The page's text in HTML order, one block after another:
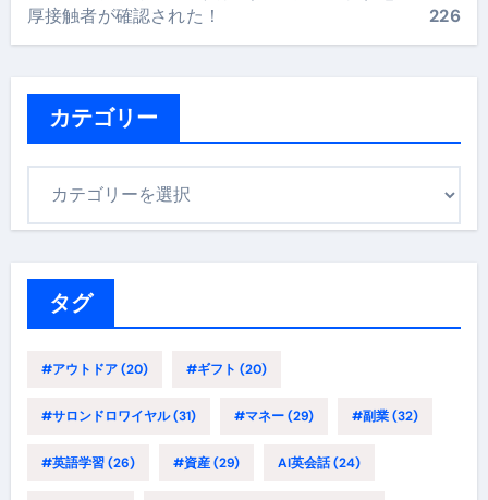
厚接触者が確認された！
226
カテゴリー
タグ
#アウトドア(20) #ギフト (20)
#サロンドロワイヤル(31) #マネー(29) #副業(32)
#英語学習(26) #資産(29) AI英会話(24)